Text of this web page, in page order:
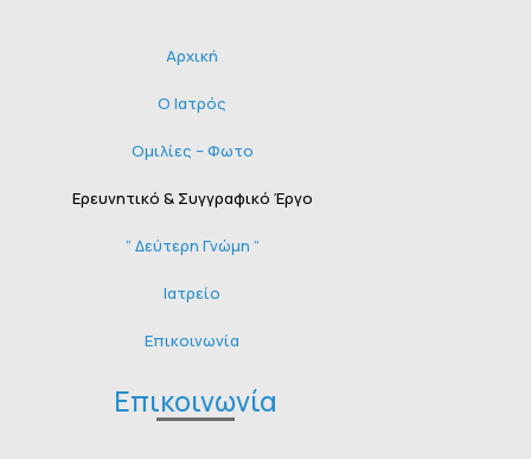
Αρχική
O Ιατρός
Ομιλίες – Φωτο
Ερευνητικό & Συγγραφικό Έργο
” Δεύτερη Γνώμη “
Ιατρείο
Επικοινωνία
Επικοινωνία